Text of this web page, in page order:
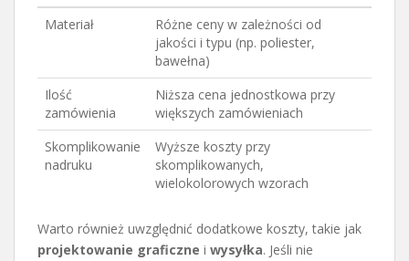
Materiał
Różne ceny w zależności od
jakości i typu (np. poliester,
bawełna)
Ilość
zamówienia
Niższa cena jednostkowa przy
większych zamówieniach
Skomplikowanie
nadruku
Wyższe koszty przy
skomplikowanych,
wielokolorowych wzorach
Warto również uwzględnić dodatkowe koszty, takie jak
projektowanie graficzne i wysyłka. Jeśli nie